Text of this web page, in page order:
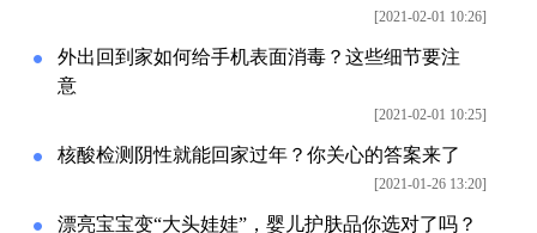
[2021-02-01 10:26]
外出回到家如何给手机表面消毒？这些细节要注
意
[2021-02-01 10:25]
核酸检测阴性就能回家过年？你关心的答案来了
[2021-01-26 13:20]
漂亮宝宝变“大头娃娃”，婴儿护肤品你选对了吗？